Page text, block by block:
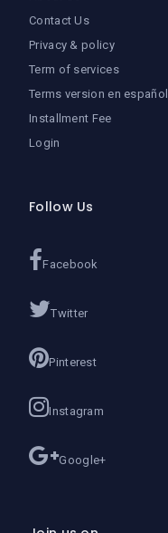
Contact Us
Privacy & policy
Term of services
Terms version en español
Installment Fee
Login
Follow Us
Facebook
Twitter
Pinterest
Instagram
Google+